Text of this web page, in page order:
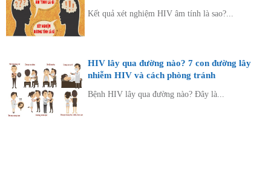
Kết quả xét nghiệm HIV âm tính là sao?...
HIV lây qua đường nào? 7 con đường lây
nhiễm HIV và cách phòng tránh
Bệnh HIV lây qua đường nào? Đây là...